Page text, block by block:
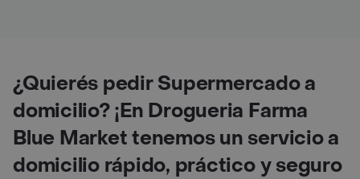
¿Quierés pedir Supermercado a
domicilio? ¡En Drogueria Farma
Blue Market tenemos un servicio a
domicilio rápido, práctico y seguro